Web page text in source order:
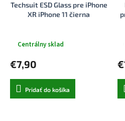
Techsuit ESD Glass pre iPhone
XR iPhone 11 čierna
Centrálny sklad
€7,90
Pridať do košíka